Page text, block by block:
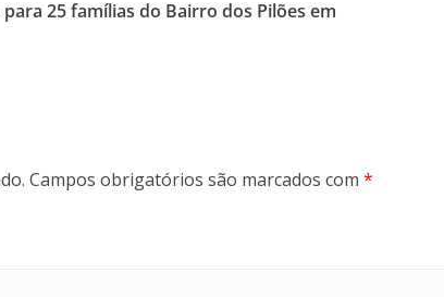
para 25 famílias do Bairro dos Pilões em
Campos obrigatórios são marcados com *